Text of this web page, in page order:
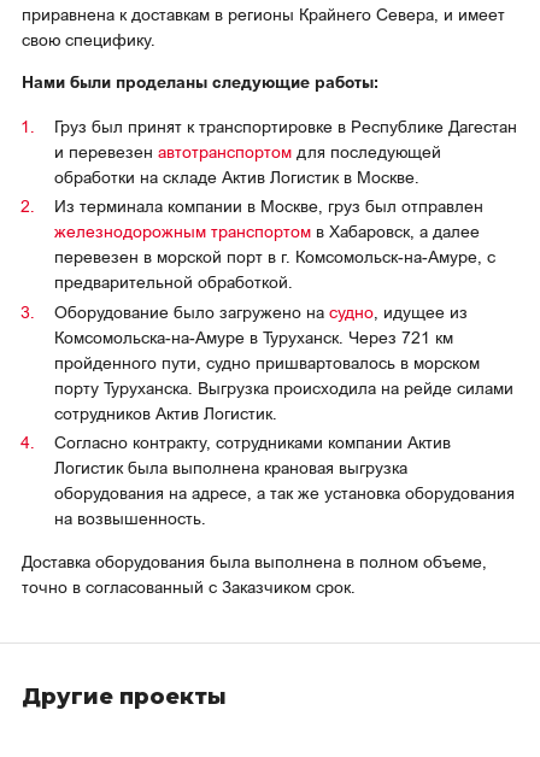
приравнена к доставкам в регионы Крайнего Севера, и имеет
свою специфику.
Нами были проделаны следующие работы:
Груз был принят к транспортировке в Республике Дагестан
и перевезенавтотранспортом для последующей
обработки на складе Актив Логистик в Москве.
Из терминала компании в Москве, груз был отправлен
железнодорожным транспортом в Хабаровск, а далее
перевезен в морской порт в г. Комсомольск-на-Амуре, с
предварительной обработкой.
Оборудование было загружено насудно , идущее из
Комсомольска-на-Амуре в Туруханск. Через 721 км
пройденного пути, судно пришвартовалось в морском
порту Туруханска. Выгрузка происходила на рейде силами
сотрудников Актив Логистик.
Согласно контракту, сотрудниками компании Актив
Логистик была выполнена крановая выгрузка
оборудования на адресе, а так же установка оборудования
на возвышенность.
Доставка оборудования была выполнена в полном объеме,
точно в согласованный с Заказчиком срок.
Другие проекты